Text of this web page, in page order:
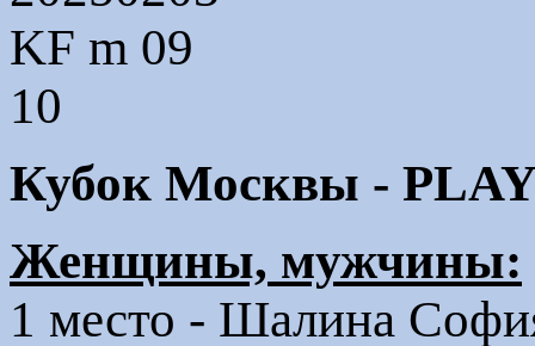
Кубок Москвы -
Женщины, мужчины:
1 место - Шалина